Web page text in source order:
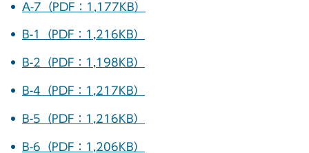
A-7（PDF：1,177KB）
B-1（PDF：1,216KB）
B-2（PDF：1,198KB）
B-4（PDF：1,217KB）
B-5（PDF：1,216KB）
B-6（PDF：1,206KB）